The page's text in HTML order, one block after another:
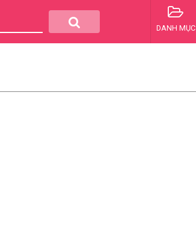
DANH MỤC